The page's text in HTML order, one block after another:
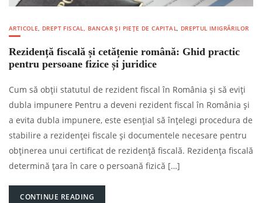
ARTICOLE, DREPT FISCAL, BANCAR ȘI PIEȚE DE CAPITAL, DREPTUL IMIGRĂRILOR
Rezidență fiscală și cetățenie română: Ghid practic
pentru persoane fizice și juridice
Cum să obții statutul de rezident fiscal în România și să eviți
dubla impunere Pentru a deveni rezident fiscal în România și
a evita dubla impunere, este esențial să înțelegi procedura de
stabilire a rezidenței fiscale și documentele necesare pentru
obținerea unui certificat de rezidență fiscală. Rezidența fiscală
determină țara în care o persoană fizică […]
CONTINUE READING